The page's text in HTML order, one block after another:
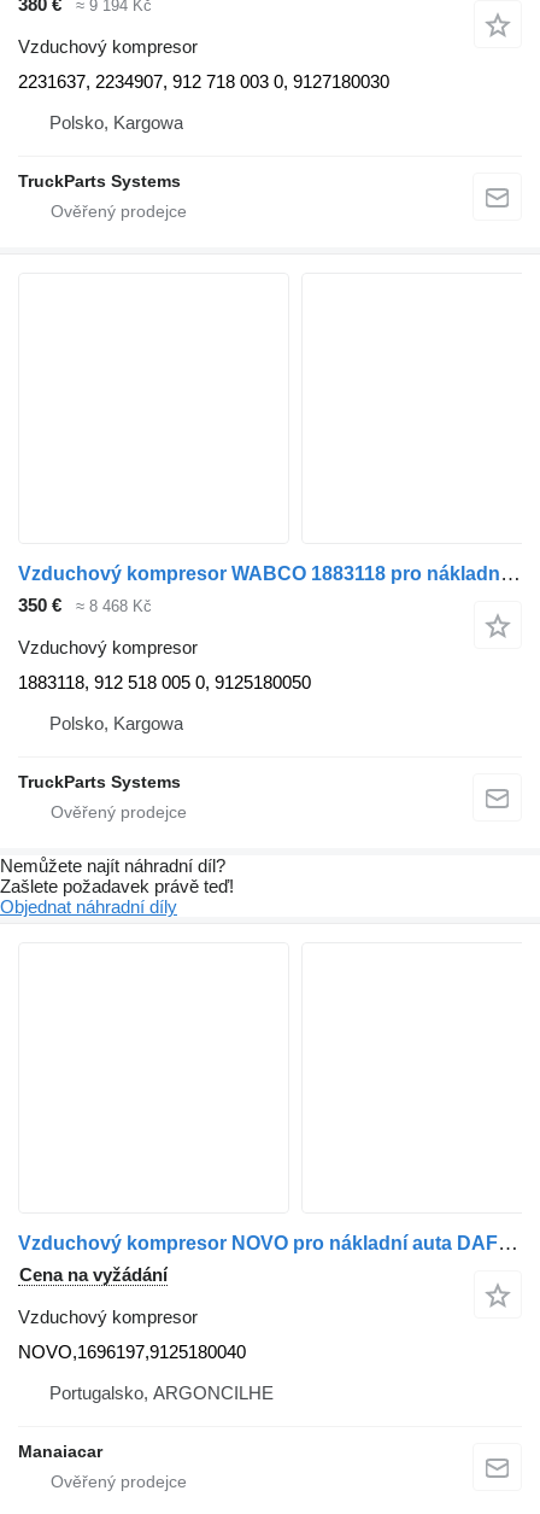
380 € ≈ 9 194 Kč
Vzduchový kompresor
2231637, 2234907, 912 718 003 0, 9127180030
Polsko, Kargowa
TruckParts Systems
Vzduchový kompresor WABCO 1883118 pro nákladní auta DAF XF 106
350 € ≈ 8 468 Kč
Vzduchový kompresor
1883118, 912 518 005 0, 9125180050
Polsko, Kargowa
TruckParts Systems
Nemůžete najít náhradní díl?
Zašlete požadavek právě teď!
Objednat náhradní díly
Vzduchový kompresor NOVO pro nákladní auta DAF XF 105 | 05
Cena na vyžádání
Vzduchový kompresor
NOVO,1696197,9125180040
Portugalsko, ARGONCILHE
Manaiacar